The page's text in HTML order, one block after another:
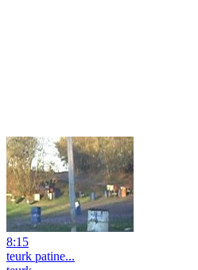
8:15
teurk patine...